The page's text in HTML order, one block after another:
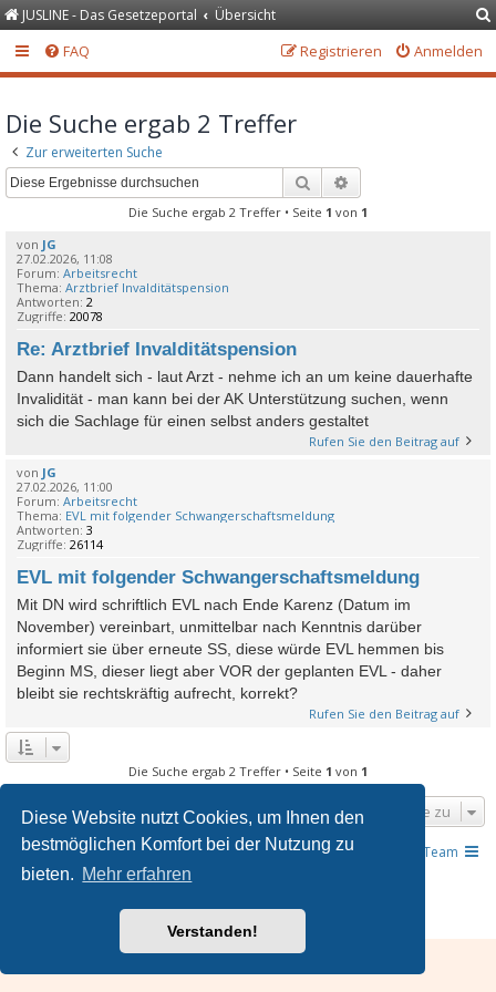
Diese Website nutzt Cookies, um Ihnen den
bestmöglichen Komfort bei der Nutzung zu
bieten. Mehr erfahren
Verstanden!
JUSLINE - Das Gesetzeportal Übersicht
FAQ Anmelden
Registrieren
Die Suche ergab 2 Treffer
Zur erweiterten Suche
Suche
Die Suche ergab 2 Treffer • Seite 1 von 1
von JG
27.02.2026, 11:08
Forum: Arbeitsrecht
Thema: Arztbrief Invalditätspension
Antworten: 2
Zugriffe: 20078
Re: Arztbrief Invalditätspension
Dann handelt sich - laut Arzt - nehme ich an um keine dauerhafte
Invalidität - man kann bei der AK Unterstützung suchen, wenn
sich die Sachlage für einen selbst anders gestaltet
Rufen Sie den Beitrag auf
von JG
27.02.2026, 11:00
Forum: Arbeitsrecht
Thema: EVL mit folgender Schwangerschaftsmeldung
Antworten: 3
Zugriffe: 26114
EVL mit folgender Schwangerschaftsmeldung
Mit DN wird schriftlich EVL nach Ende Karenz (Datum im
November) vereinbart, unmittelbar nach Kenntnis darüber
informiert sie über erneute SS, diese würde EVL hemmen bis
Beginn MS, dieser liegt aber VOR der geplanten EVL - daher
bleibt sie rechtskräftig aufrecht, korrekt?
Rufen Sie den Beitrag auf
Die Suche ergab 2 Treffer • Seite 1 von 1
Gehe zu
JUSLINE - Das Gesetzeportal Übersicht Das Team
Deutsche Übersetzung durch